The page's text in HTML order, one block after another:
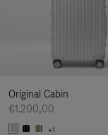
Original Cabin
€1.200,00
+1